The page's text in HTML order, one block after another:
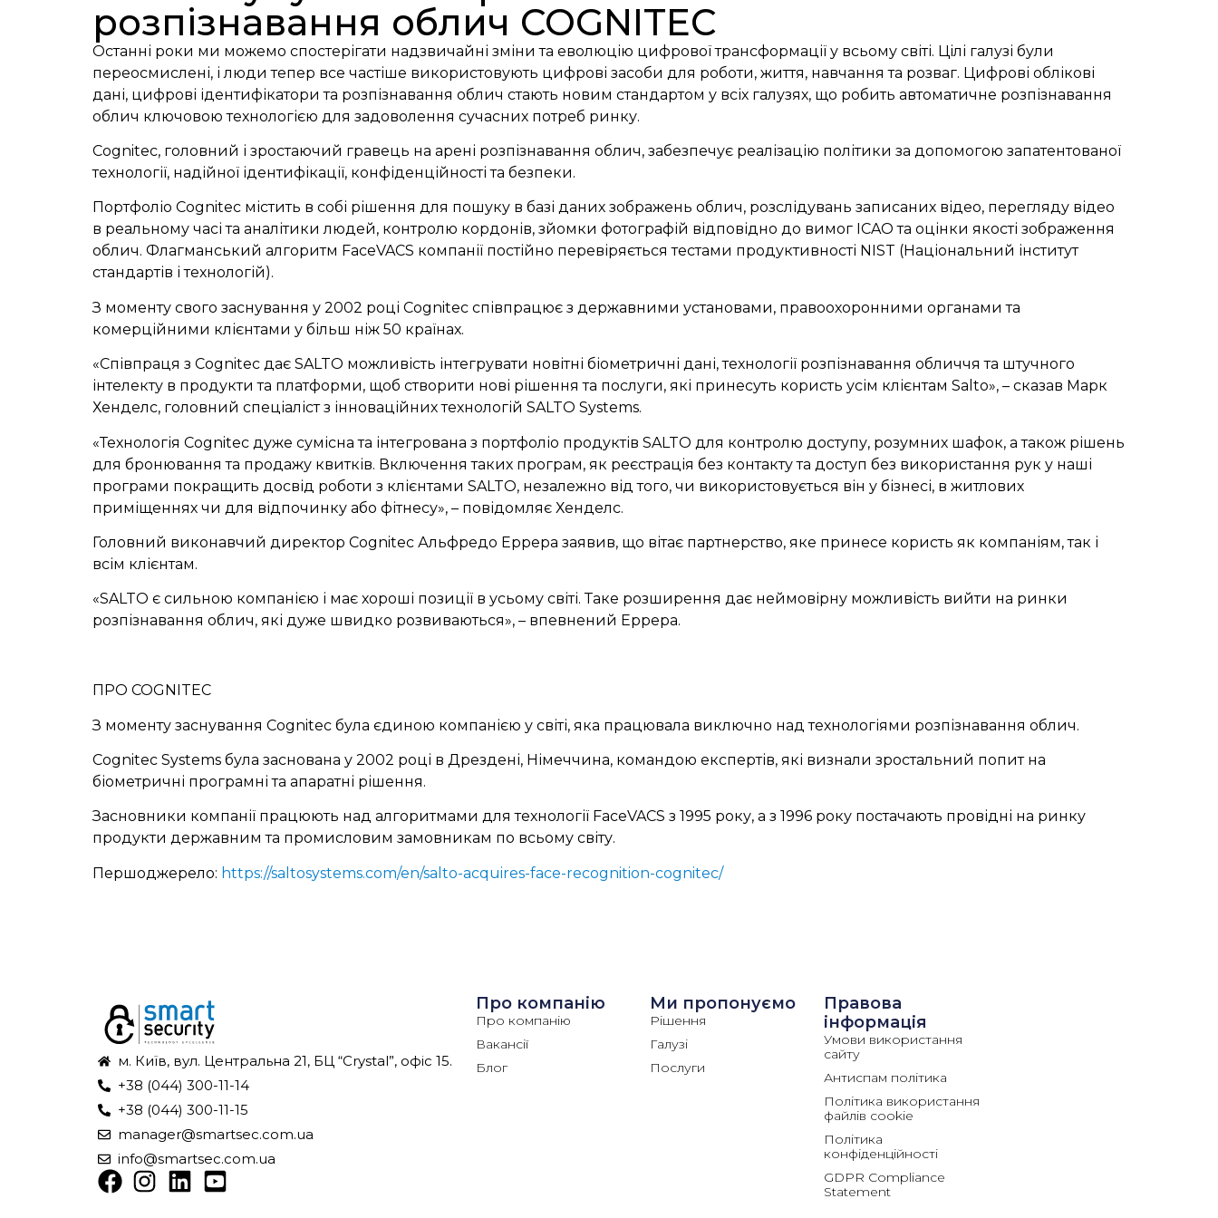
розпізнавання облич COGNITEC
Останні роки ми можемо спостерігати надзвичайні зміни та еволюцію цифрової трансформації у всьому світі. Цілі галузі були
переосмислені, і люди тепер все частіше використовують цифрові засоби для роботи, життя, навчання та розваг. Цифрові облікові
дані, цифрові ідентифікатори та розпізнавання облич стають новим стандартом у всіх галузях, що робить автоматичне розпізнавання
облич ключовою технологією для задоволення сучасних потреб ринку.
Cognitec, головний і зростаючий гравець на арені розпізнавання облич, забезпечує реалізацію політики за допомогою запатентованої
технології, надійної ідентифікації, конфіденційності та безпеки.
Портфоліо Cognitec містить в собі рішення для пошуку в базі даних зображень облич, розслідувань записаних відео, перегляду відео
в реальному часі та аналітики людей, контролю кордонів, зйомки фотографій відповідно до вимог ICAO та оцінки якості зображення
облич. Флагманський алгоритм FaceVACS компанії постійно перевіряється тестами продуктивності NIST (Національний інститут
стандартів і технологій).
З моменту свого заснування у 2002 році Cognitec співпрацює з державними установами, правоохоронними органами та
комерційними клієнтами у більш ніж 50 країнах.
«Співпраця з Cognitec дає SALTO можливість інтегрувати новітні біометричні дані, технології розпізнавання обличчя та штучного
інтелекту в продукти та платформи, щоб створити нові рішення та послуги, які принесуть користь усім клієнтам Salto», – сказав Марк
Хенделс, головний спеціаліст з інноваційних технологій SALTO Systems.
«Технологія Cognitec дуже сумісна та інтегрована з портфоліо продуктів SALTO для контролю доступу, розумних шафок, а також рішень
для бронювання та продажу квитків. Включення таких програм, як реєстрація без контакту та доступ без використання рук у наші
програми покращить досвід роботи з клієнтами SALTO, незалежно від того, чи використовується він у бізнесі, в житлових
приміщеннях чи для відпочинку або фітнесу», – повідомляє Хенделс.
Головний виконавчий директор Cognitec Альфредо Еррера заявив, що вітає партнерство, яке принесе користь як компаніям, так і
всім клієнтам.
«SALTO є сильною компанією і має хороші позиції в усьому світі. Таке розширення дає неймовірну можливість вийти на ринки
розпізнавання облич, які дуже швидко розвиваються», – впевнений Еррера.
ПРО COGNITEC
З моменту заснування Cognitec була єдиною компанією у світі, яка працювала виключно над технологіями розпізнавання облич.
Cognitec Systems була заснована у 2002 році в Дрездені, Німеччина, командою експертів, які визнали зростальний попит на
біометричні програмні та апаратні рішення.
Засновники компанії працюють над алгоритмами для технології FaceVACS з 1995 року, а з 1996 року постачають провідні на ринку
продукти державним та промисловим замовникам по всьому світу.
Першоджерело: https://saltosystems.com/en/salto-acquires-face-recognition-cognitec/
м. Київ, вул. Центральна 21, БЦ “Crystal”, офіс 15.
+38 (044) 300-11-14
+38 (044) 300-11-15
manager@smartsec.com.ua
info@smartsec.com.ua
Про компанію
Про компанію
Вакансії
Блог
Ми пропонуємо
Рішення
Галузі
Послуги
Правова
інформація
Умови використання
сайту
Антиспам політика
Політика використання
файлів cookie
Політика
конфіденційності
GDPR Compliance
Statement